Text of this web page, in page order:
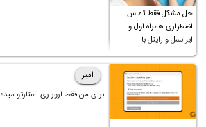
حل مشکل فقط تماس
اضطراری همراه اول و
ایرانسل و رایتل با
روش‌های مختلف
امیر
برای من فقط ارور ری استارتو میده